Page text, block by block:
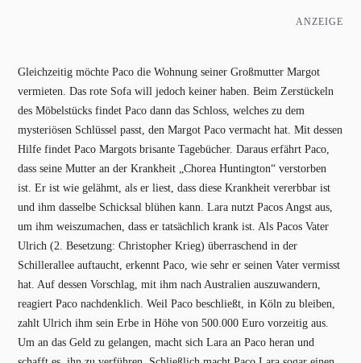
ANZEIGE
Gleichzeitig möchte Paco die Wohnung seiner Großmutter Margot
vermieten. Das rote Sofa will jedoch keiner haben. Beim Zerstückeln
des Möbelstücks findet Paco dann das Schloss, welches zu dem
mysteriösen Schlüssel passt, den Margot Paco vermacht hat. Mit dessen
Hilfe findet Paco Margots brisante Tagebücher. Daraus erfährt Paco,
dass seine Mutter an der Krankheit „Chorea Huntington“ verstorben
ist. Er ist wie gelähmt, als er liest, dass diese Krankheit vererbbar ist
und ihm dasselbe Schicksal blühen kann. Lara nutzt Pacos Angst aus,
um ihm weiszumachen, dass er tatsächlich krank ist. Als Pacos Vater
Ulrich (2. Besetzung: Christopher Krieg) überraschend in der
Schillerallee auftaucht, erkennt Paco, wie sehr er seinen Vater vermisst
hat. Auf dessen Vorschlag, mit ihm nach Australien auszuwandern,
reagiert Paco nachdenklich. Weil Paco beschließt, in Köln zu bleiben,
zahlt Ulrich ihm sein Erbe in Höhe von 500.000 Euro vorzeitig aus.
Um an das Geld zu gelangen, macht sich Lara an Paco heran und